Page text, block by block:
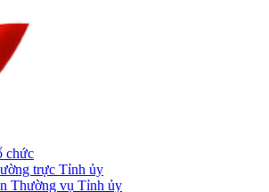
chức
trực Tỉnh ủy
Thường vụ Tỉnh ủy